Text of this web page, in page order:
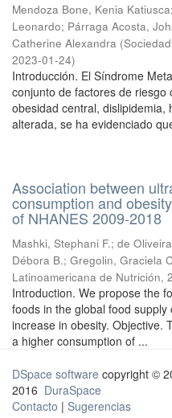
Mendoza Bone, Kenia Katiusca;
Leonardo; Párraga Acosta,
Catherine Alexandra (
2023-01-24)
Introducción. El Síndrome
conjunto de factores de
obesidad central,
alterada, se ha evidenciado
Association between
consumption and
of NHANES 2009-2018
Mashki, Stephani F.; de
Débora B.; Gregolin, Graciela
Latinoamericana de Nutrición,
Introduction. We propose the
foods in the global food
increase in obesity. Objective.
a higher consumption of ...
DSpace software copyright ©
2016 DuraSpace
Contacto | Sugerencias